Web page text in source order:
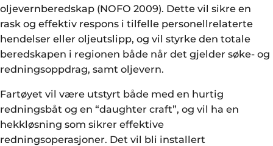
oljevernberedskap (NOFO 2009). Dette vil sikre en
rask og effektiv respons i tilfelle personellrelaterte
hendelser eller oljeutslipp, og vil styrke den totale
beredskapen i regionen både når det gjelder søke- og
redningsoppdrag, samt oljevern.
Fartøyet vil være utstyrt både med en hurtig
redningsbåt og en “daughter craft”, og vil ha en
hekkløsning som sikrer effektive
redningsoperasjoner. Det vil bli installert